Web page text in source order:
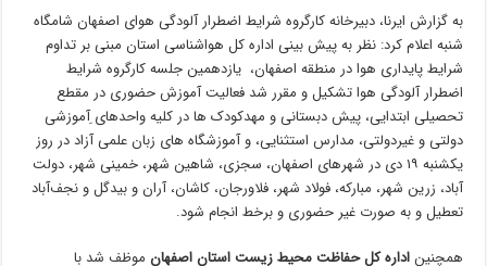
به گزارش ایرنا، دبیرخانه کارگروه شرایط اضطرار آلودگی هوای اصفهان شامگاه
شنبه اعلام کرد: نظر به پیش بینی اداره کل هواشناسی استان مبنی بر تداوم
شرایط پایداری هوا در منطقه اصفهان، یازدهمین جلسه کارگروه شرایط
اضطرار آلودگی هوا تشکیل و مقرر شد فعالیت آموزش حضوری در مقطع
تحصیلی ابتدایی، پیش دبستانی و مهدکودک ها در کلیه واحدهای ِآموزشی
دولتی و غیردولتی، مدارس استثنایی، و آموزشگاه های زبان علمی آزاد در روز
یکشنبه ۱۹ دی در شهرهای اصفهان، سجزی، شاهین شهر، خمینی شهر، دولت
آباد، زرین شهر، مبارکه، فولاد شهر، فلاورجان، کاشان، آران و بیدگل و نجف‌آباد
تعطیل و به صورت غیر حضوری و برخط انجام شود.
همچنیناداره کل حفاظت محیط زیست استان اصفهان موظف شد با